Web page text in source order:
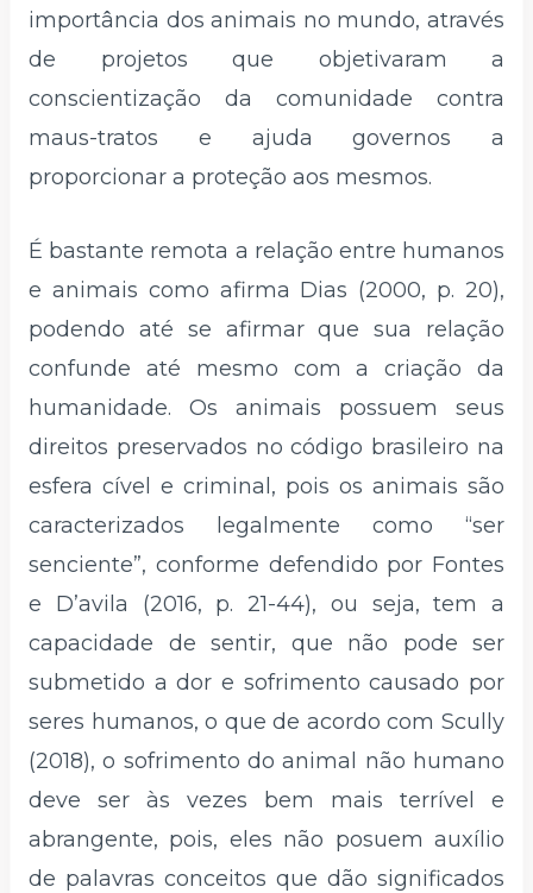
importância dos animais no mundo, através
de projetos que objetivaram a
conscientização da comunidade contra
maus-tratos e ajuda governos a
proporcionar a proteção aos mesmos.
É bastante remota a relação entre humanos
e animais como afirma Dias (2000, p. 20),
podendo até se afirmar que sua relação
confunde até mesmo com a criação da
humanidade. Os animais possuem seus
direitos preservados no código brasileiro na
esfera cível e criminal, pois os animais são
caracterizados legalmente como “ser
senciente”, conforme defendido por Fontes
e D’avila (2016, p. 21-44), ou seja, tem a
capacidade de sentir, que não pode ser
submetido a dor e sofrimento causado por
seres humanos, o que de acordo com Scully
(2018), o sofrimento do animal não humano
deve ser às vezes bem mais terrível e
abrangente, pois, eles não posuem auxílio
de palavras conceitos que dão significados